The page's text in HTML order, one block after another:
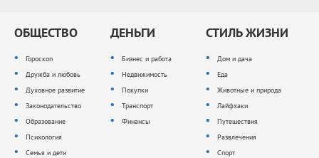
ОБЩЕСТВО
Гороскоп
Дружба и любовь
Духовное развитие
Законодательство
Образование
Психология
Семья и дети
ДЕНЬГИ
Бизнес и работа
Недвижимость
Покупки
Транспорт
Финансы
СТИЛЬ ЖИЗНИ
Дом и дача
Еда
Животные и природа
Лайфхаки
Путешествия
Развлечения
Спорт